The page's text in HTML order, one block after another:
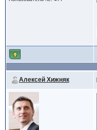
Алексей Хижняк